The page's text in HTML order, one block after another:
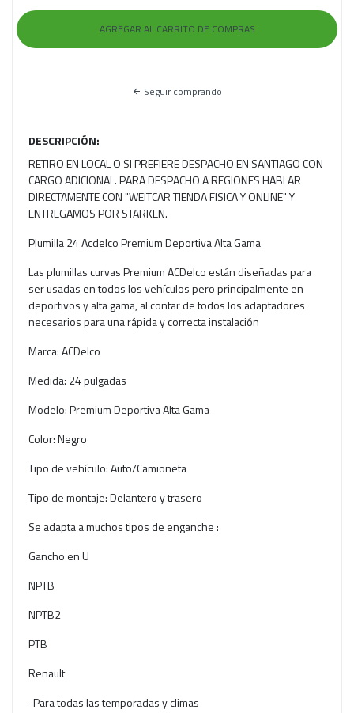
Seguir comprando
DESCRIPCIÓN:
RETIRO EN LOCAL O SI PREFIERE DESPACHO EN SANTIAGO CON
CARGO ADICIONAL. PARA DESPACHO A REGIONES HABLAR
DIRECTAMENTE CON "WEITCAR TIENDA FISICA Y ONLINE" Y
ENTREGAMOS POR STARKEN.
Plumilla 24 Acdelco Premium Deportiva Alta Gama
Las plumillas curvas Premium ACDelco están diseñadas para
ser usadas en todos los vehículos pero principalmente en
deportivos y alta gama, al contar de todos los adaptadores
necesarios para una rápida y correcta instalación
Marca: ACDelco
Medida: 24 pulgadas
Modelo: Premium Deportiva Alta Gama
Color: Negro
Tipo de vehículo: Auto/Camioneta
Tipo de montaje: Delantero y trasero
Se adapta a muchos tipos de enganche :
Gancho en U
NPTB
NPTB2
PTB
Renault
-Para todas las temporadas y climas